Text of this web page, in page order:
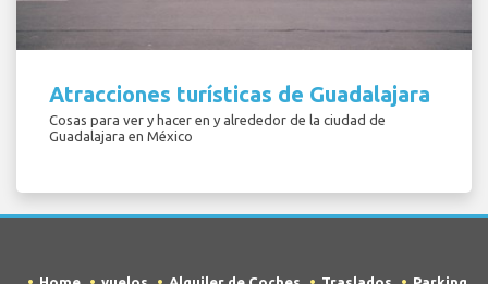
Atracciones turísticas de Guadalajara
Cosas para ver y hacer en y alrededor de la ciudad de
Guadalajara en México